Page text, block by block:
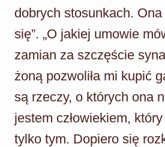
dobrych stosunkach.
się”. „O jakiej umowie
zamian za szczęście
żoną pozwoliła mi kupić
są rzeczy, o których ona
jestem człowiekiem,
tylko tym. Dopiero się